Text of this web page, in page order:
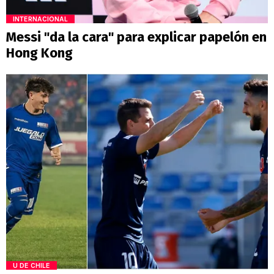
INTERNACIONAL
Messi "da la cara" para explicar papelón en
Hong Kong
U DE CHILE